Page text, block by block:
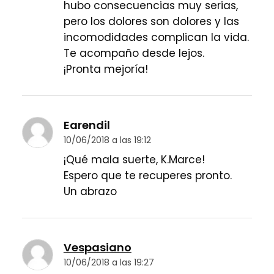
hubo consecuencias muy serias,
pero los dolores son dolores y las
incomodidades complican la vida.
Te acompaño desde lejos.
¡Pronta mejoría!
Earendil
10/06/2018 a las 19:12
¡Qué mala suerte, K.Marce!
Espero que te recuperes pronto.
Un abrazo
Vespasiano
10/06/2018 a las 19:27